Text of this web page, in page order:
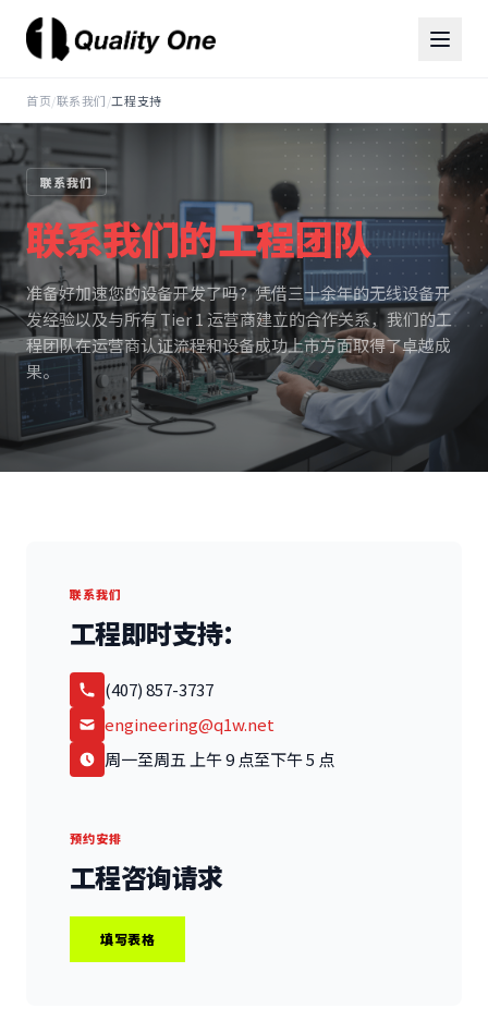
首页/联系我们/工程支持
联系我们
联系我们的工程团队
准备好加速您的设备开发了吗？凭借三十余年的无线设备开
发经验以及与所有 Tier 1 运营商建立的合作关系，我们的工
程团队在运营商认证流程和设备成功上市方面取得了卓越成
果。
联系我们
工程即时支持：
(407) 857-3737
engineering@q1w.net
周一至周五 上午 9 点至下午 5 点
预约安排
工程咨询请求
填写表格